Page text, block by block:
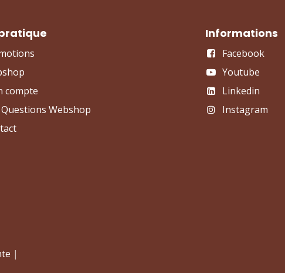
compte
Webshop
Informations
Facebook
Youtube
Linkedin
Instagram
|